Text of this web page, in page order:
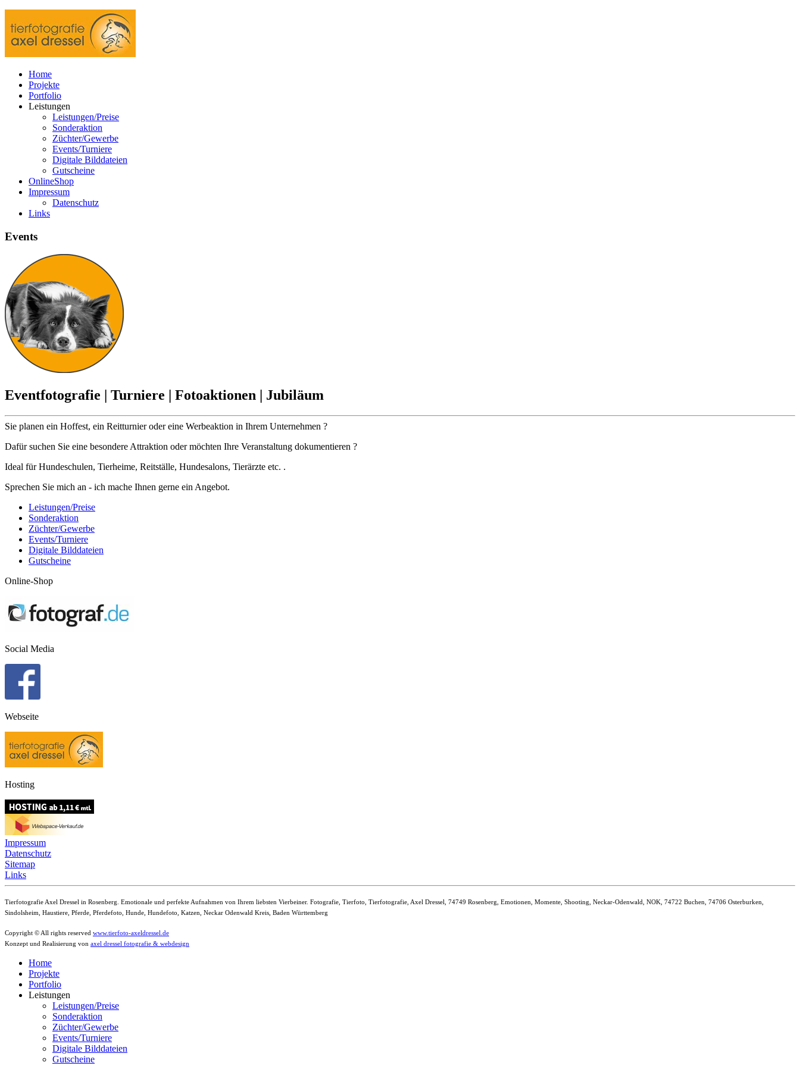
Home
Projekte
Portfolio
Leistungen
Leistungen/Preise
Sonderaktion
Züchter/Gewerbe
Events/Turniere
Digitale Bilddateien
Gutscheine
OnlineShop
Impressum
Datenschutz
Links
Events
Eventfotografie | Turniere | Fotoaktionen | Jubiläum
Sie planen ein Hoffest, ein Reitturnier oder eine Werbeaktion in Ihrem Unternehmen ?
Dafür suchen Sie eine besondere Attraktion oder möchten Ihre Veranstaltung dokumentieren ?
Ideal für Hundeschulen, Tierheime, Reitställe, Hundesalons, Tierärzte etc. .
Sprechen Sie mich an - ich mache Ihnen gerne ein Angebot.
Leistungen/Preise
Sonderaktion
Züchter/Gewerbe
Events/Turniere
Digitale Bilddateien
Gutscheine
Online-Shop
Social Media
Webseite
Hosting
Impressum
Datenschutz
Sitemap
Links
Tierfotografie Axel Dressel in Rosenberg. Emotionale und perfekte Aufnahmen von Ihrem liebsten Vierbeiner. Fotografie, Tierfoto, Tierfotografie, Axel Dressel, 74749 Rosenberg, Emotionen, Momente, Shooting, Neckar-Odenwald, NOK, 74722 Buchen, 74706 Osterburken,
Sindolsheim, Haustiere, Pferde, Pferdefoto, Hunde, Hundefoto, Katzen, Neckar Odenwald Kreis, Baden Württemberg
Copyright © All rights reserved www.tierfoto-axeldressel.de
Konzept und Realisierung von axel dressel fotografie & webdesign
Home
Projekte
Portfolio
Leistungen
Leistungen/Preise
Sonderaktion
Züchter/Gewerbe
Events/Turniere
Digitale Bilddateien
Gutscheine